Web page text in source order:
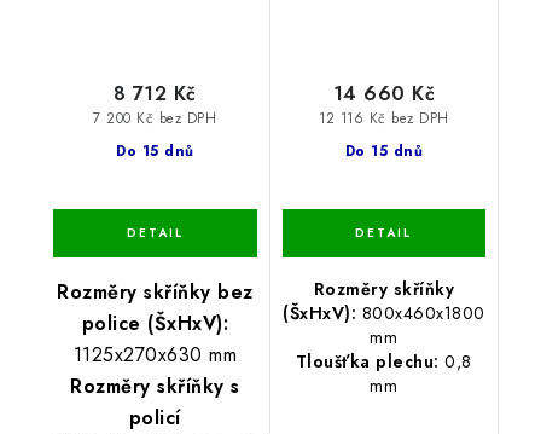
Do 15 dnů
7 200 Kč bez DPH
8 712 Kč
Rozměry skříňky bez
police (ŠxHxV):
1125x270x630 mm
Rozměry skříňky s
policí
Do 15 dnů
12 116 Kč bez DPH
14 660 Kč
Rozměry skříňky
(ŠxHxV): 800x460x1800
mm
Tloušťka plechu: 0,8
mm